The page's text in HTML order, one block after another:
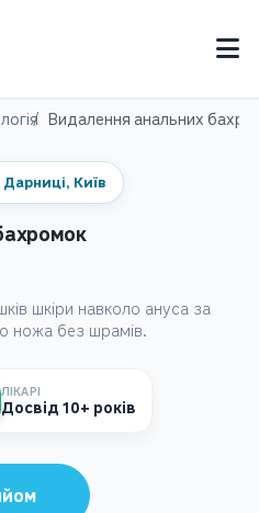
Видалення анальних
Дарниці, Київ
шкіри навколо ануса за
ножа без шрамів.
ЛІКАРІ
Досвід 10+ років